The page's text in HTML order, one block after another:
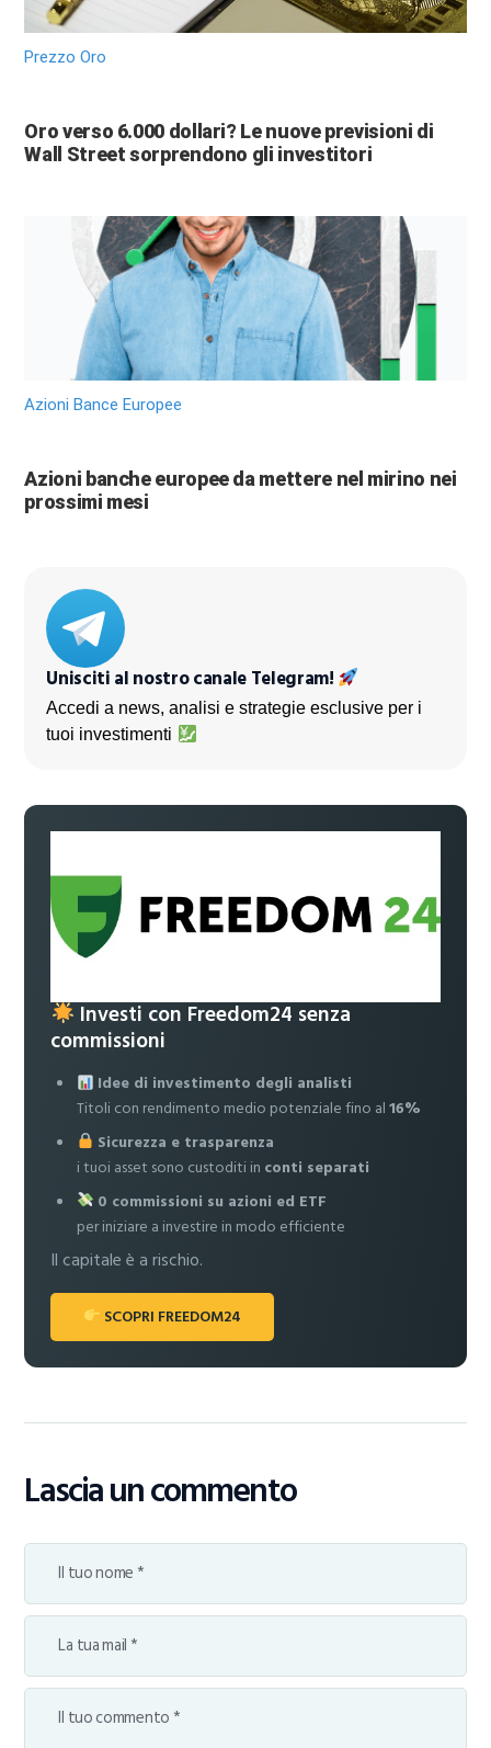
Prezzo Oro
Oro verso 6.000 dollari? Le nuove previsioni di
Wall Street sorprendono gli investitori
Azioni Bance Europee
Azioni banche europee da mettere nel mirino nei
prossimi mesi
Unisciti al nostro canale Telegram!
Accedi a news, analisi e strategie esclusive per i
tuoi investimenti
Investi con Freedom24 senza
commissioni
Idee di investimento degli analisti
Titoli con rendimento medio potenziale fino al16%
Sicurezza e trasparenza
i tuoi asset sono custoditi in conti separati
0 commissioni su azioni ed ETF
per iniziare a investire in modo efficiente
Il capitale è a rischio.
SCOPRI FREEDOM24
Lascia un commento